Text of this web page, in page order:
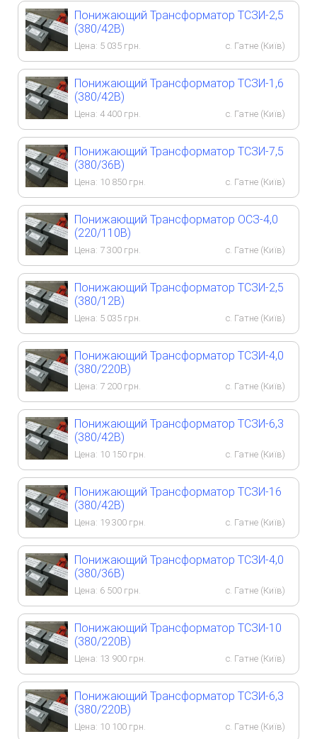
Понижающий Трансформатор ТСЗИ-2,5
(380/42В)
Цена: 5 035 грн. с. Гатне (Київ)
Понижающий Трансформатор ТСЗИ-1,6
(380/42В)
Цена: 4 400 грн. с. Гатне (Київ)
Понижающий Трансформатор ТСЗИ-7,5
(380/36В)
Цена: 10 850 грн. с. Гатне (Київ)
Понижающий Трансформатор ОСЗ-4,0
(220/110В)
Цена: 7 300 грн. с. Гатне (Київ)
Понижающий Трансформатор ТСЗИ-2,5
(380/12В)
Цена: 5 035 грн. с. Гатне (Київ)
Понижающий Трансформатор ТСЗИ-4,0
(380/220В)
Цена: 7 200 грн. с. Гатне (Київ)
Понижающий Трансформатор ТСЗИ-6,3
(380/42В)
Цена: 10 150 грн. с. Гатне (Київ)
Понижающий Трансформатор ТСЗИ-16
(380/42В)
Цена: 19 300 грн. с. Гатне (Київ)
Понижающий Трансформатор ТСЗИ-4,0
(380/36В)
Цена: 6 500 грн. с. Гатне (Київ)
Понижающий Трансформатор ТСЗИ-10
(380/220В)
Цена: 13 900 грн. с. Гатне (Київ)
Понижающий Трансформатор ТСЗИ-6,3
(380/220В)
Цена: 10 100 грн. с. Гатне (Київ)